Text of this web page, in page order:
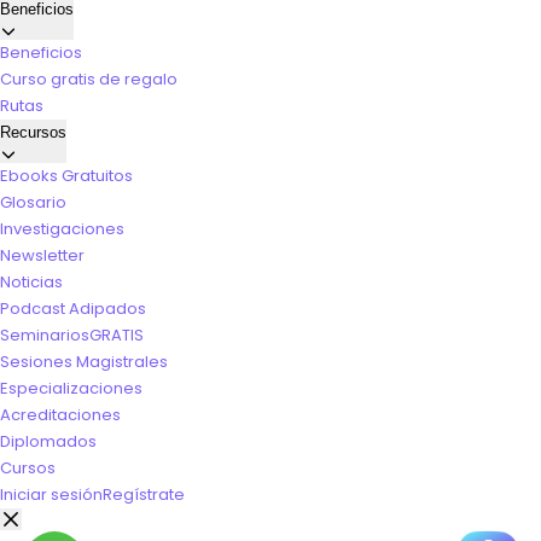
Beneficios
Beneficios
Curso gratis de regalo
Rutas
Recursos
Ebooks Gratuitos
Glosario
Investigaciones
Newsletter
Noticias
Podcast Adipados
SeminariosGRATIS
Sesiones Magistrales
Especializaciones
Acreditaciones
Diplomados
Cursos
Iniciar sesiónRegístrate